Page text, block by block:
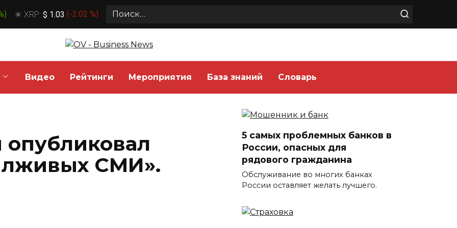
) XRP: $ 1.03 (-2.02 %)
Search
Видео Рейтинги Мероприятия База знаний Словарь
лживых СМИ».
5 самых проблемных банков в
России, опасных для
рядового гражданина
Обслуживание во многих банках
России оставляет желать лучшего.